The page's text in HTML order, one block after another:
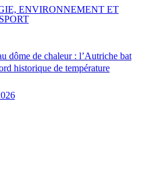
dôme de chaleur : l’Autriche bat
historique de température
ENVIRONNEMENT ET